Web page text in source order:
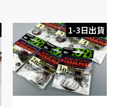
1-3日出貨